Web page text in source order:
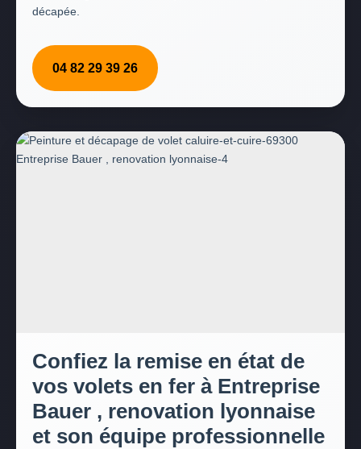
décapée.
04 82 29 39 26
Confiez la remise en état de
vos volets en fer à Entreprise
Bauer , renovation lyonnaise
et son équipe professionnelle